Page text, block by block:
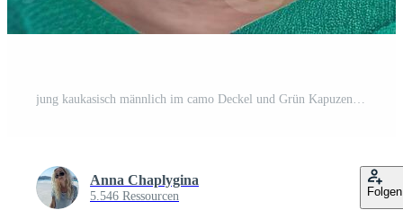
jung kaukasisch männlich im camo Deckel und Grün Kapuzenpullover suchen zuversichtlich. Pro Foto
Anna Chaplygina
5.546 Ressourcen Folgen